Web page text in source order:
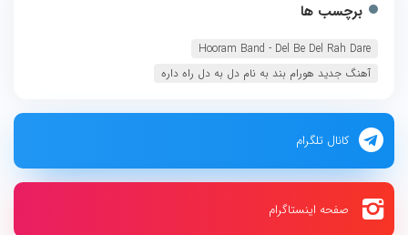
برچسب ها
Hooram Band - Del Be Del Rah Dare
آهنگ جدید هورام بند به نام دل به دل راه داره
کانال تلگرام
صفحه اینستاگرام